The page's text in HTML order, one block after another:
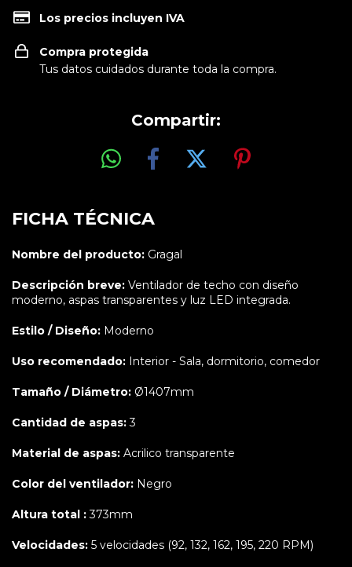
Los precios incluyen IVA
Compra protegida
Tus datos cuidados durante toda la compra.
Compartir:
FICHA TÉCNICA
Nombre del producto: Gragal
Descripción breve: Ventilador de techo con diseño
moderno, aspas transparentes y luz LED integrada.
Estilo / Diseño: Moderno
Uso recomendado: Interior - Sala, dormitorio, comedor
Tamaño / Diámetro: Ø1407mm
Cantidad de aspas:3
Material de aspas: Acrilico transparente
Color del ventilador: Negro
Altura total :373mm
Velocidades: 5 velocidades (92, 132, 162, 195, 220 RPM)